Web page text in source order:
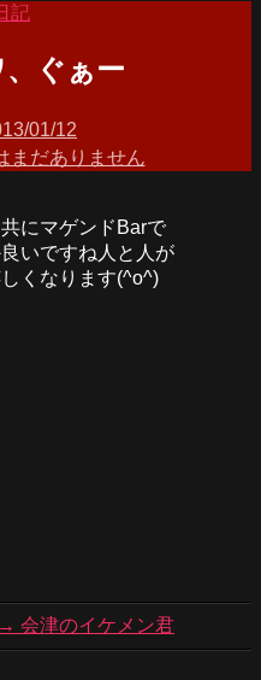
記
ぐぁー
01/12
まだありません
にマゲンドBarで
いですね人と人が
くなります(^o^)
→ 会津のイケメン君